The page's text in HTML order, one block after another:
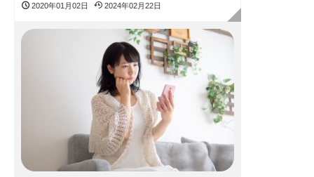
2020年01月02日 2024年02月22日